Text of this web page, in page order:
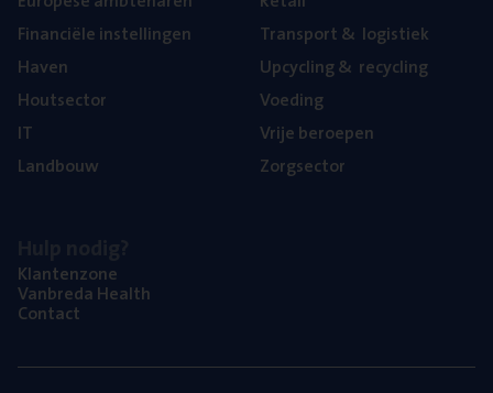
Finan­ci­ë­le instellingen
Haven
Hout­sec­tor
IT
Land­bouw
Trans­port& logistiek
Upcy­cling& recycling
Voe­ding
Vrije beroe­pen
Zorg­sec­tor
Klan­ten­zo­ne
Van­b­re­da Health
Con­tact